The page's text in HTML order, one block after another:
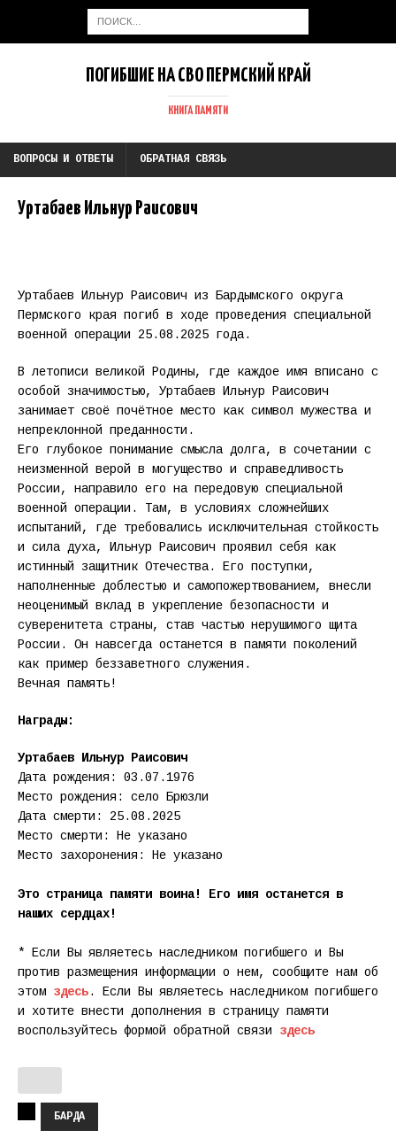
ПОГИБШИЕ НА СВО ПЕРМСКИЙ КРАЙ
КНИГА ПАМЯТИ
ВОПРОСЫ И ОТВЕТЫ ОБРАТНАЯ СВЯЗЬ
Уртабаев Ильнур Раисович
Уртабаев Ильнур Раисович из Бардымского округа
Пермского края погиб в ходе проведения специальной
военной операции 25.08.2025 года.
В летописи великой Родины, где каждое имя вписано с
особой значимостью, Уртабаев Ильнур Раисович
занимает своё почётное место как символ мужества и
непреклонной преданности.
Его глубокое понимание смысла долга, в сочетании с
неизменной верой в могущество и справедливость
России, направило его на передовую специальной
военной операции. Там, в условиях сложнейших
испытаний, где требовались исключительная стойкость
и сила духа, Ильнур Раисович проявил себя как
истинный защитник Отечества. Его поступки,
наполненные доблестью и самопожертвованием, внесли
неоценимый вклад в укрепление безопасности и
суверенитета страны, став частью нерушимого щита
России. Он навсегда останется в памяти поколений
как пример беззаветного служения.
Вечная память!
Награды:
Уртабаев Ильнур Раисович
Дата рождения: 03.07.1976
Место рождения: село Брюзли
Дата смерти: 25.08.2025
Место смерти: Не указано
Место захоронения: Не указано
Это страница памяти воина! Его имя останется в
наших сердцах!
* Если Вы являетесь наследником погибшего и Вы
против размещения информации о нем, сообщите нам об
этом здесь. Если Вы являетесь наследником погибшего
и хотите внести дополнения в страницу памяти
воспользуйтесь формой обратной связи здесь
БАРДА